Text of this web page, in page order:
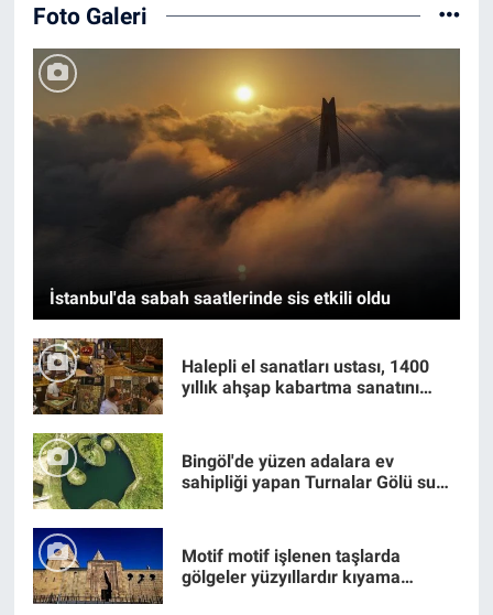
Foto Galeri
İstanbul'da sabah saatlerinde sis etkili oldu
Halepli el sanatları ustası, 1400
yıllık ahşap kabartma sanatını
Bingöl'de yüzen adalara ev
sahipliği yapan Turnalar Gölü su
Motif motif işlenen taşlarda
gölgeler yüzyıllardır kıyama